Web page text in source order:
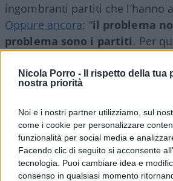
Nicola Porro -
Il rispetto della tua
nostra priorità
Noi e i nostri partner utilizziamo, sul
come i cookie per personalizzare
funzionalità per social media e
Facendo clic di seguito si acconsente
tecnologia. Puoi cambiare idea e
consenso in qualsiasi momento
ingombranti partiti che l’hanno
Oppure ancora: “il problema
problema sono i partiti. Per
Sicché, possiamo parlare di una
di destra.
Il grillismo di destra